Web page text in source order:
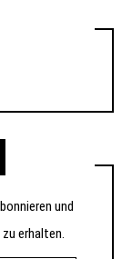
und
erhalten.